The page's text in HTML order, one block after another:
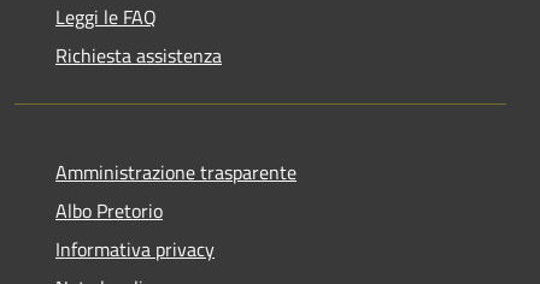
Leggi le FAQ
Richiesta assistenza
Amministrazione trasparente
Albo Pretorio
Informativa privacy